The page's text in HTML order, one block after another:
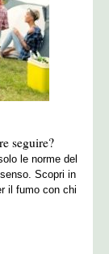
seguire?
le norme del
Scopri in
il fumo con chi